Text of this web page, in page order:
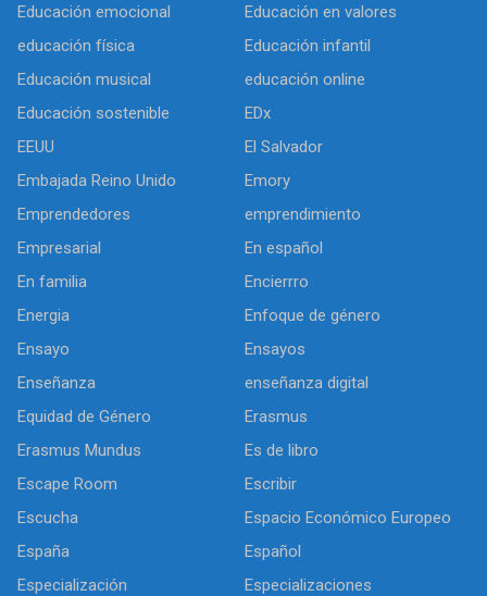
Educación emocional
Educación en valores
educación física
Educación infantil
Educación musical
educación online
Educación sostenible
EDx
EEUU
El Salvador
Embajada Reino Unido
Emory
Emprendedores
emprendimiento
Empresarial
En español
En familia
Encierrro
Energia
Enfoque de género
Ensayo
Ensayos
Enseñanza
enseñanza digital
Equidad de Género
Erasmus
Erasmus Mundus
Es de libro
Escape Room
Escribir
Escucha
Espacio Económico Europeo
España
Español
Especialización
Especializaciones